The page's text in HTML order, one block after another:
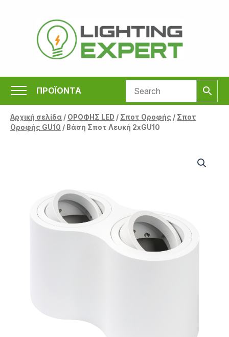
περιεχόμενο
ΠΡΟΪΟΝΤΑ
Αρχική σελίδα/ ΟΡΟΦΗΣ LED / Σποτ Οροφής / Σποτ
Οροφής GU10 / Βάση Σποτ Λευκή 2xGU10